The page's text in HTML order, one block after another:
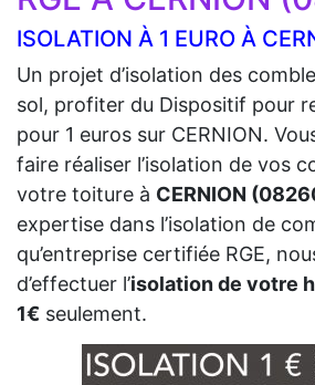
ISOLATION À 1 EURO À
Un projet d’isolation des
sol, profiter du Dispositif pour
pour 1 euros sur CERNION.
faire réaliser l’isolation de vos
votre toiture à CERNION
expertise dans l’isolation de
qu’entreprise certifiée RGE,
d’effectuer l’isolation de votre
1€ seulement.